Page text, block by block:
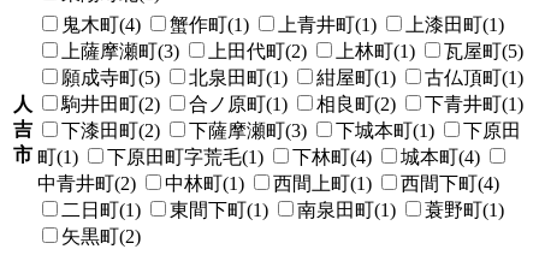
人
吉
市
鬼木町(4) 蟹作町(1) 上青井町(1)
上漆田町(1)
上薩摩瀬町(3)
上田代町(2) 上林町(1)
瓦屋町(5)
願成寺町(5)
北泉田町(1) 紺屋町(1)
古仏頂町(1)
駒井田町(2)
合ノ原町(1) 相良町(2)
下青井町(1)
下漆田町(2)
下薩摩瀬町(3) 下城本町(1)
下原田
町(1)
下原田町字荒毛(1) 下林町(4)
城本町(4)
中青井町(2)
中林町(1) 西間上町(1)
西間下町(4)
二日町(1)
東間下町(1) 南泉田町(1)
蓑野町(1)
矢黒町(2)